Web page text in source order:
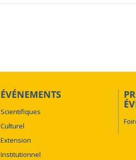
ÉVÉNEMENTS
Scientifiques
Culturel
Extension
Institutionnel